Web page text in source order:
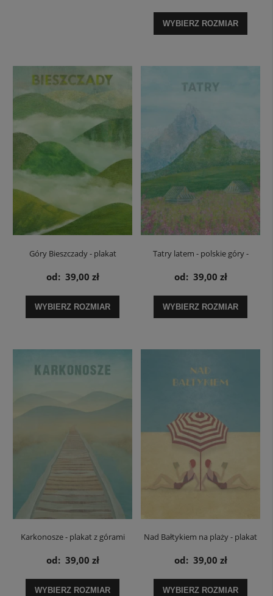
WYBIERZ ROZMIAR
Góry Bieszczady - plakat
od: 39,00 zł
WYBIERZ ROZMIAR
Tatry latem - polskie góry -
plakat
od: 39,00 zł
WYBIERZ ROZMIAR
Karkonosze - plakat z górami
od: 39,00 zł
WYBIERZ ROZMIAR
Nad Bałtykiem na plaży - plakat
od: 39,00 zł
WYBIERZ ROZMIAR